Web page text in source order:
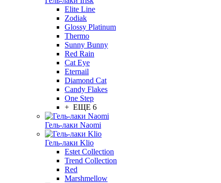
Elite Line
Zodiak
Glossy Platinum
Thermo
Sunny Bunny
Red Rain
Cat Eye
Eternail
Diamond Cat
Candy Flakes
One Step
+ ЕЩЕ 6
Гель-лаки Naomi
Гель-лаки Klio
Estet Collection
Trend Collection
Red
Marshmellow